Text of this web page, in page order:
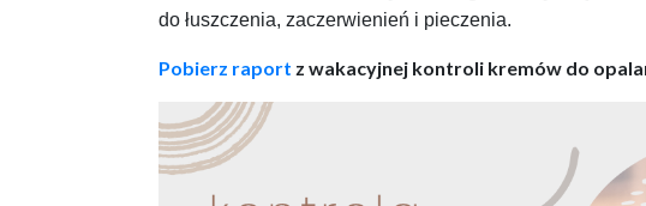
do łuszczenia, zaczerwienień i pieczenia.
Pobierz raport z wakacyjnej kontroli kremów do